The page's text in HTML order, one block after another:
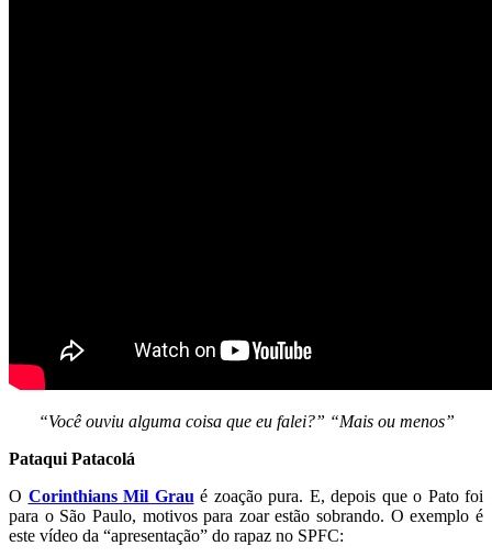
“Você ouviu alguma coisa que eu falei?” “Mais ou menos”
Pataqui Patacolá
O Corinthians Mil Grau é zoação pura. E, depois que o Pato foi
para o São Paulo, motivos para zoar estão sobrando. O exemplo é
este vídeo da “apresentação” do rapaz no SPFC: